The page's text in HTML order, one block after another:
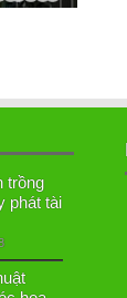
trồng
phát tài